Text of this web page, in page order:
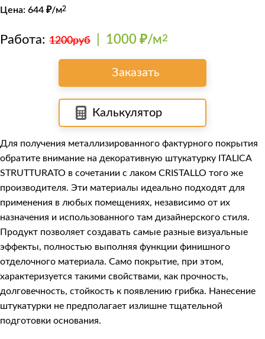
Цена: 644 ₽/м2
Работа: 1200руб 1000 ₽/м2
Заказать
Калькулятор
Для получения металлизированного фактурного покрытия
обратите внимание на декоративную штукатурку ITALICA
STRUTTURATO в сочетании с лаком CRISTALLO того же
производителя. Эти материалы идеально подходят для
применения в любых помещениях, независимо от их
назначения и использованного там дизайнерского стиля.
Продукт позволяет создавать самые разные визуальные
эффекты, полностью выполняя функции финишного
отделочного материала. Само покрытие, при этом,
характеризуется такими свойствами, как прочность,
долговечность, стойкость к появлению грибка. Нанесение
штукатурки не предполагает излишне тщательной
подготовки основания.